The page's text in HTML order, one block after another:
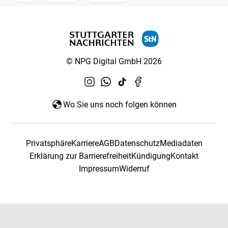
© NPG Digital GmbH 2026
Wo Sie uns noch folgen können
PrivatsphäreKarriereAGBDatenschutzMediadaten
Erklärung zur BarrierefreiheitKündigungKontakt
ImpressumWiderruf